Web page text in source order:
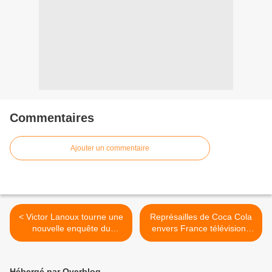
Commentaires
Ajouter un commentaire
< Victor Lanoux tourne une
nouvelle enquête du
commissaire Laviolette.
Représailles de Coca Cola
envers France télévisions
selon Le Canard enchaîné.